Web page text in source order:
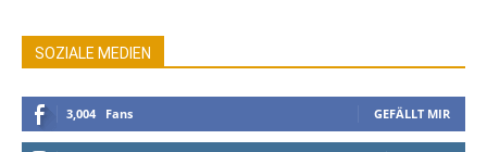
SOZIALE MEDIEN
3,004 Fans GEFÄLLT MIR